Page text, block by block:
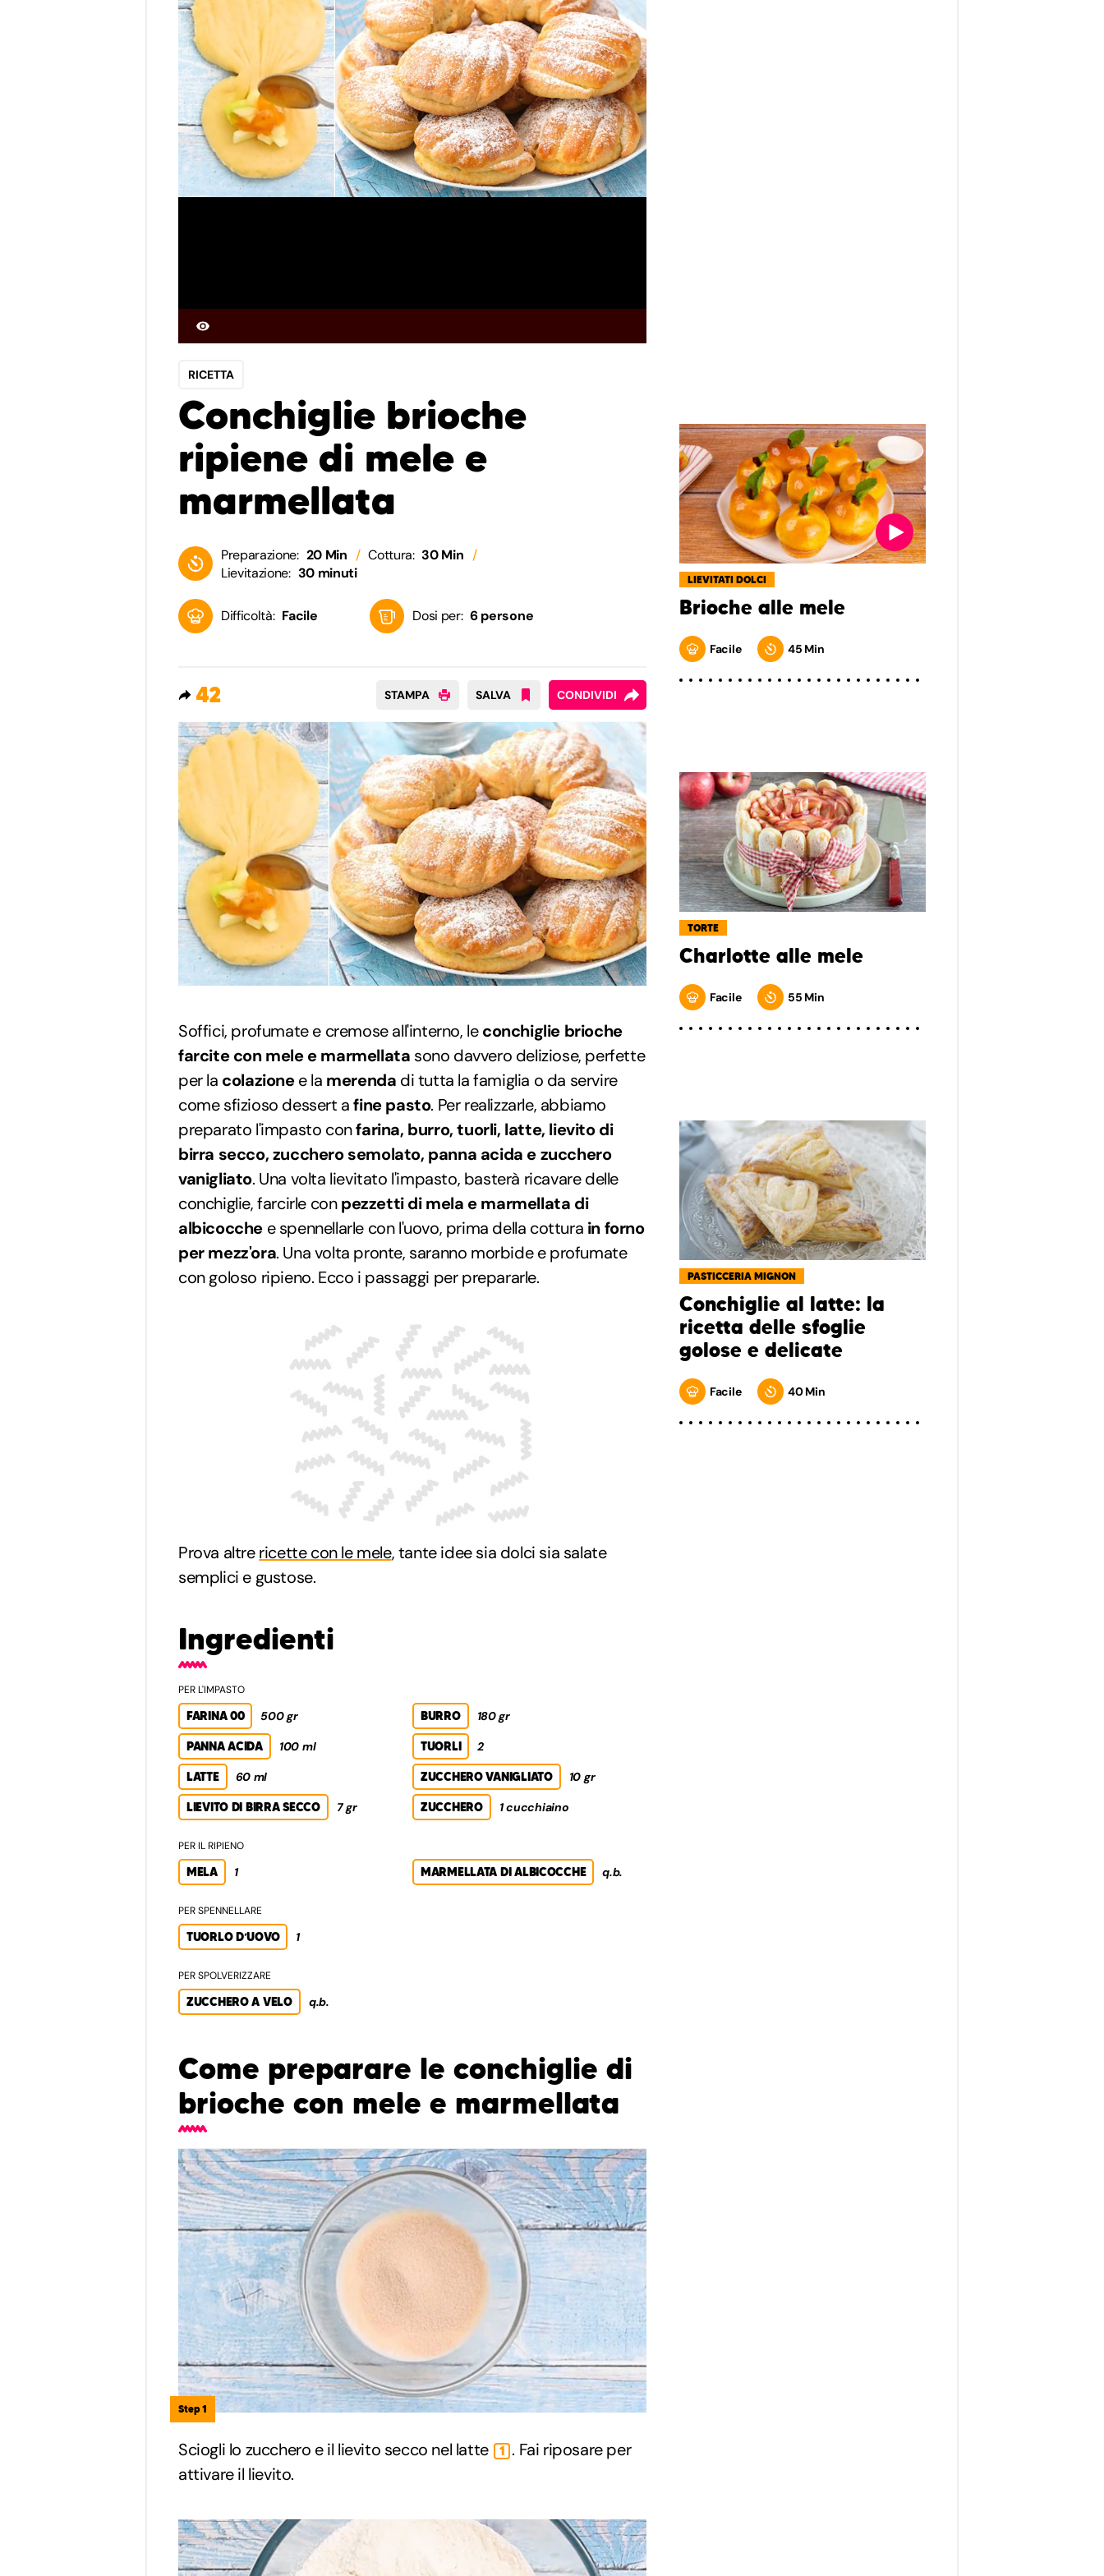
RICETTA
Conchiglie brioche
ripiene di mele e
marmellata
Preparazione: 20 Min Cottura: 30 Min
Lievitazione: 30 minuti
Difficoltà: Facile Dosi per: 6 persone
42 STAMPA SALVA CONDIVIDI
Soffici, profumate e cremose all'interno, leconchiglie brioche
farcite con mele e marmellata sono davvero deliziose, perfette
per la colazionee la merenda di tutta la famiglia o da servire
come sfizioso dessert afine pasto. Per realizzarle, abbiamo
preparato l'impasto confarina, burro, tuorli, latte, lievito di
birra secco, zucchero semolato, panna acida e zucchero
vanigliato. Una volta lievitato l'impasto, basterà ricavare delle
conchiglie, farcirle conpezzetti di mela e marmellata di
albicocche e spennellarle con l'uovo, prima della cottura in forno
per mezz'ora. Una volta pronte, saranno morbide e profumate
con goloso ripieno. Ecco i passaggi per prepararle.
Prova altrericette con le mele, tante idee sia dolci sia salate
semplici e gustose.
Ingredienti
PER L'IMPASTO
FARINA 00 500 gr BURRO 180 gr
PANNA ACIDA 100 ml TUORLI 2
LATTE 60 ml ZUCCHERO VANIGLIATO 10 gr
LIEVITO DI BIRRA SECCO 7 gr ZUCCHERO 1 cucchiaino
PER IL RIPIENO
MELA 1 MARMELLATA DI ALBICOCCHE q.b.
PER SPENNELLARE
TUORLO D’UOVO 1
PER SPOLVERIZZARE
ZUCCHERO A VELO q.b.
Come preparare le conchiglie di
brioche con mele e marmellata
Step 1
Sciogli lo zucchero e il lievito secco nel latte 1 . Fai riposare per
attivare il lievito.
LIEVITATI DOLCI
Brioche alle mele
Facile 45 Min
TORTE
Charlotte alle mele
Facile 55 Min
PASTICCERIA MIGNON
Conchiglie al latte: la
ricetta delle sfoglie
golose e delicate
Facile 40 Min